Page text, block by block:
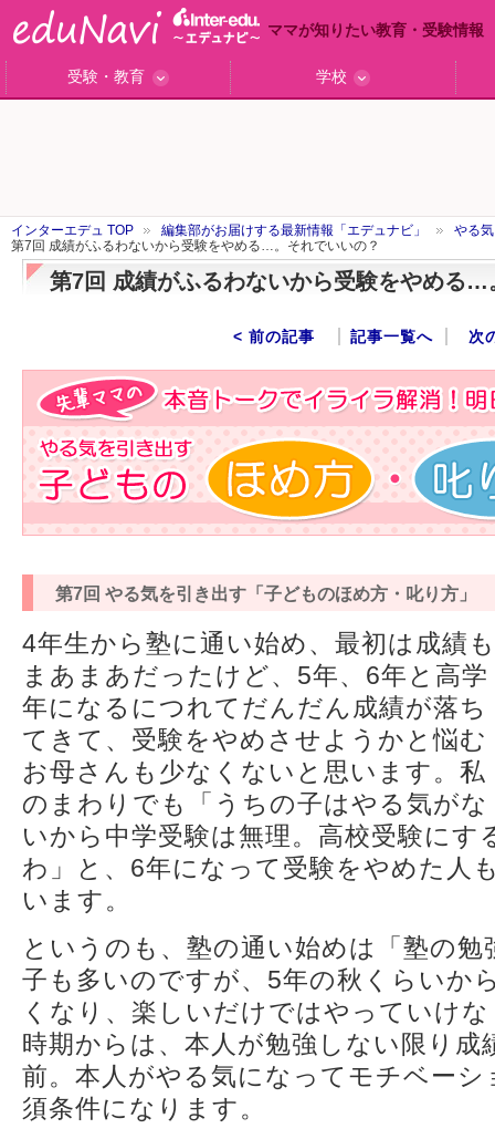
ママが知りたい教育・受験情報
受験・教育
学校
インターエデュ TOP 編集部がお届けする最新情報「エデュナビ」
やる
第7回 成績がふるわないから受験をやめる…。それでいいの？
第7回 成績がふるわないから受験をやめる…
< 前の記事 記事一覧へ 次
第7回 やる気を引き出す「子どものほめ方・叱り方」
4年生から塾に通い始め、最初は成績も
まあまあだったけど、5年、6年と高学
年になるにつれてだんだん成績が落ち
てきて、受験をやめさせようかと悩む
お母さんも少なくないと思います。私
のまわりでも「うちの子はやる気がな
いから中学受験は無理。高校受験にす
わ」と、6年になって受験をやめた人
います。
というのも、塾の通い始めは「塾の
子も多いのですが、5年の秋くらいか
くなり、楽しいだけではやっていけ
時期からは、本人が勉強しない限り
前。本人がやる気になってモチベー
須条件になります。